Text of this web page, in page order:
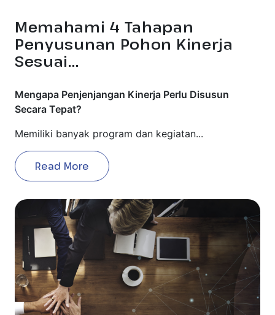
Memahami 4 Tahapan
Penyusunan Pohon Kinerja
Sesuai...
Mengapa Penjenjangan Kinerja Perlu Disusun
Secara Tepat?
Memiliki banyak program dan kegiatan...
Read More